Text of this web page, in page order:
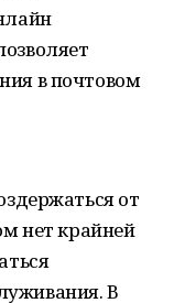
в почтовом
от
нет крайней
В